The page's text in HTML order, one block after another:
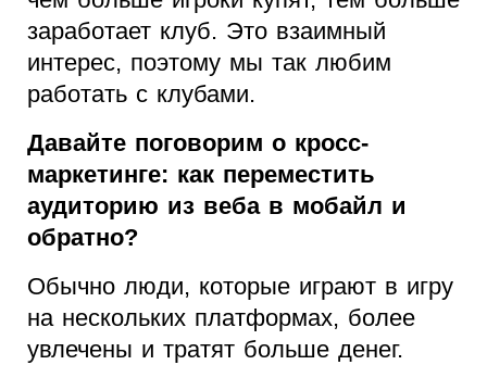
заработает клуб. Это взаимный
интерес, поэтому мы так любим
работать с клубами.
Давайте поговорим о кросс-
маркетинге: как переместить
аудиторию из веба в мобайл и
обратно?
Обычно люди, которые играют в игру
на нескольких платформах, более
увлечены и тратят больше денег.